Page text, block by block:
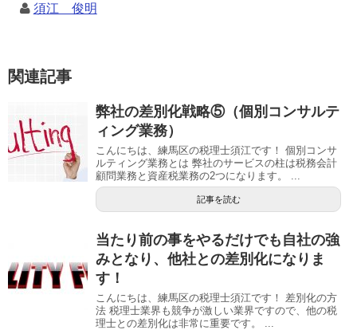
須江 俊明
関連記事
弊社の差別化戦略⑤（個別コンサルテ
ィング業務）
こんにちは、練馬区の税理士須江です！ 個別コンサ
ルティング業務とは 弊社のサービスの柱は税務会計
顧問業務と資産税業務の2つになります。 ...
記事を読む
当たり前の事をやるだけでも自社の強
みとなり、他社との差別化になりま
す！
こんにちは、練馬区の税理士須江です！ 差別化の方
法 税理士業界も競争が激しい業界ですので、他の税
理士との差別化は非常に重要です。 ...